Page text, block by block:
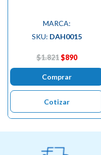
MARCA:
SKU: DAH0015
$1.821 $890
Comprar
Cotizar